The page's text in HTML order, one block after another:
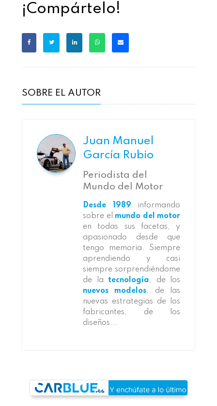
¡Compártelo!
SOBRE EL AUTOR
Juan Manuel
García Rubio
Periodista del
Mundo del Motor
Desde 1989 informando
sobre el mundo del motor
en todas sus facetas, y
apasionado desde que
tengo memoria. Siempre
aprendiendo y casi
siempre sorprendiéndome
de la tecnología, de los
nuevos modelos, de las
nuevas estrategias de los
fabricantes, de los
diseños...